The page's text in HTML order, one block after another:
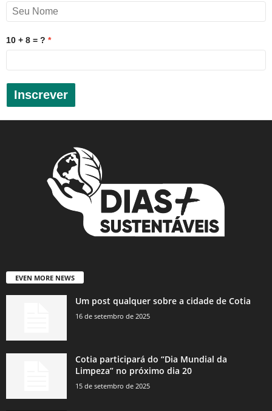
10 + 8 = ?
Inscrever
EVEN MORE NEWS
Um post qualquer sobre a cidade de Cotia
16 de setembro de 2025
Cotia participará do “Dia Mundial da
Limpeza” no próximo dia 20
15 de setembro de 2025